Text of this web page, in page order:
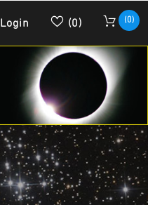
Login (0) (0)